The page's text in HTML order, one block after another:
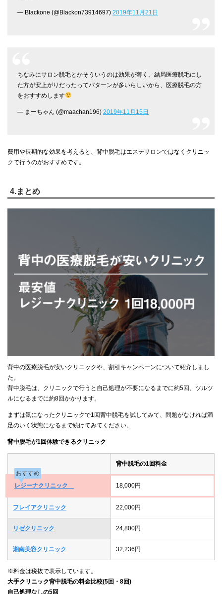
— Blackone (@Blackon73914697) 2019年11月21日
ちなみにサロン脱毛とかそういうのは効果が薄く、結局医療脱毛にし
た方が安上がりだったってパターンが多いらしいから、医療脱毛の方
をおすすめします
— まーちゃん (@maachan196) 2019年11月15日
費用や長期的な効果を考えると、背中脱毛はエステサロンではなくクリニッ
クで行うのがおすすめです。
4.まとめ
背中の医療脱毛が安いクリニックや、割引キャンペーンについて紹介しまし
た。
背中脱毛は、クリニックで行うと自己処理が不要になるまでに約5回、ツルツ
ルになるまでに約8回かかります。
まずは気になったクリニックで1回背中脱毛を試してみて、問題がなければ満
足のいく状態になるまで続けてみてください。
背中脱毛が1回体験できるクリニック
背中脱毛の1回料金
おすすめ
レジーナクリニック
18,000円
フレイアクリニック 22,000円
リゼクリニック 24,800円
湘南美容クリニック 32,236円
※料金は税抜で表示しています。
大手クリニック背中脱毛の料金比較(5回・8回)
自己処理なしの5回